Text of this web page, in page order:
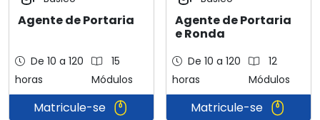
Agente de Portaria
De 10 a 120
horas
15
Módulos
Matricule-se
Agente de Portaria
e Ronda
De 10 a 120
horas
12
Módulos
Matricule-se